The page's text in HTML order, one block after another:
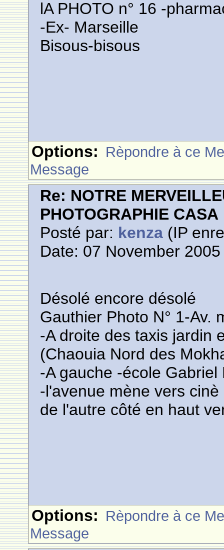
lA PHOTO n° 16 -
-Ex- Marseille
Bisous-bisous
Options: Rèpondre à ce
Message
Re: NOTRE
PHOTOGRAPHIE CASA
Posté par: kenza (IP
Date: 07 November
Désolé encore désolé
Gauthier Photo N° 1-Av.
-A droite des taxis jardin
(Chaouia Nord des
-A gauche -école Gabriel
-l'avenue mène vers
de l'autre côté en haut
Options: Rèpondre à ce
Message